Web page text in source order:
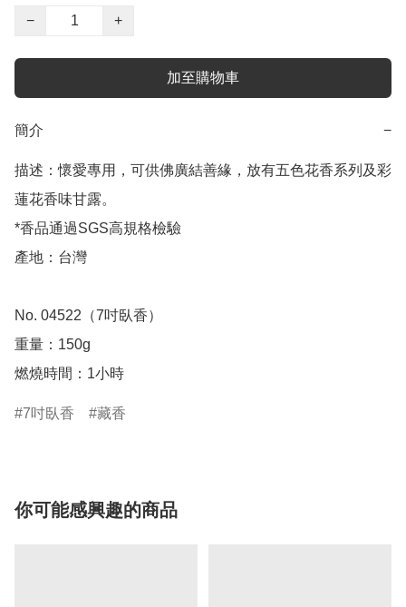
−
+
加至購物車
簡介 −
描述：懷愛專用，可供佛廣結善緣，放有五色花香系列及彩
蓮花香味甘露。
*香品通過SGS高規格檢驗
產地：台灣
No. 04522（7吋臥香）
重量：150g
燃燒時間：1小時
7吋臥香 藏香
你可能感興趣的商品